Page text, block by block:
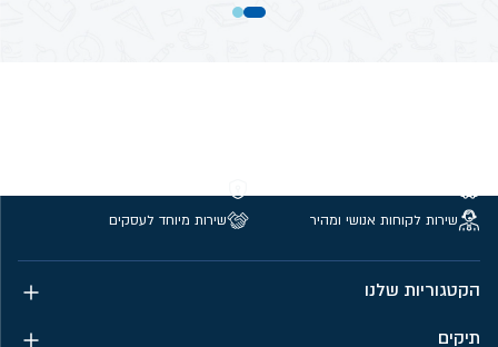
שירות לקוחות אנושי ומהיר
שירות מיוחד לעסקים
הקטגוריות שלנו
תיקים